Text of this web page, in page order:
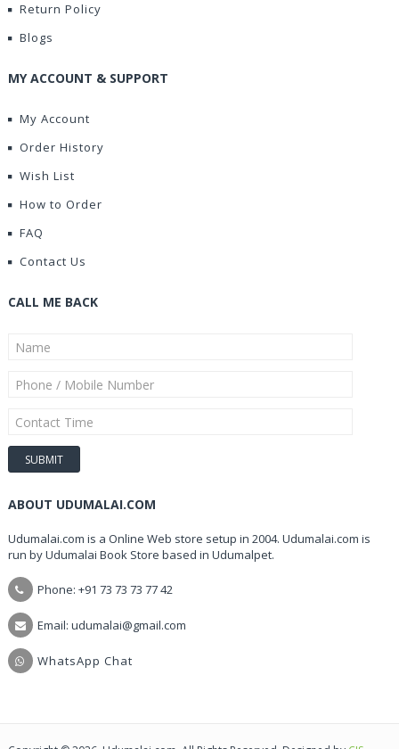
Return Policy
Blogs
MY ACCOUNT & SUPPORT
My Account
Order History
Wish List
How to Order
FAQ
Contact Us
CALL ME BACK
ABOUT UDUMALAI.COM
Udumalai.com is a Online Web store setup in 2004. Udumalai.com is
run by Udumalai Book Store based in Udumalpet.
Phone: +91 73 73 73 77 42
Email: udumalai@gmail.com
WhatsApp Chat